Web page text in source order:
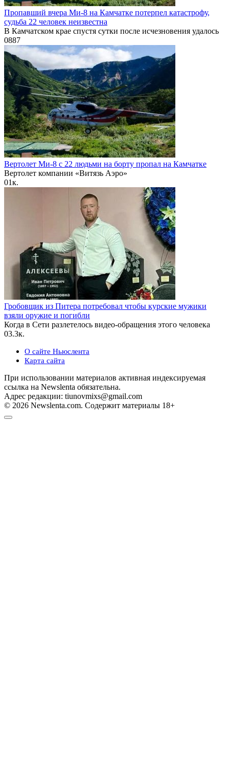
Пропавший вчера Ми-8 на Камчатке потерпел катастрофу,
судьба 22 человек неизвестна
В Камчатском крае спустя сутки после исчезновения удалось
0887
Вертолет Ми-8 с 22 людьми на борту пропал на Камчатке
Вертолет компании «Витязь Аэро»
01к.
Гробовщик из Питера потребовал чтобы курские мужики
взяли оружие и погибли
Когда в Сети разлетелось видео-обращения этого человека
03.3к.
О сайте Ньюслента
Карта сайта
При использовании материалов активная индексируемая
ссылка на Newslenta обязательна.
Адрес редакции: tiunovmixs@gmail.com
© 2026 Newslenta.com. Содержит материалы 18+